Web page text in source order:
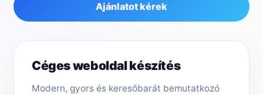
Ajánlatot kérek
Céges weboldal készítés
Modern, gyors és keresőbarát bemutatkozó